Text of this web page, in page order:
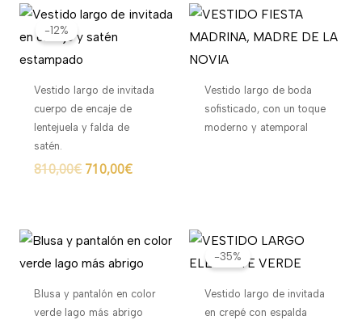
-12%
Vestido largo de invitada
cuerpo de encaje de
lentejuela y falda de
satén.
810,00€
El
precio
original
710,00€
El
Vestido largo de boda
sofisticado, con un toque
moderno y atemporal
Blusa y pantalón en color
verde lago más abrigo
-35%
Vestido largo de invitada
en crepé con espalda
El
original
650,00€.
El
es:
420,00€.